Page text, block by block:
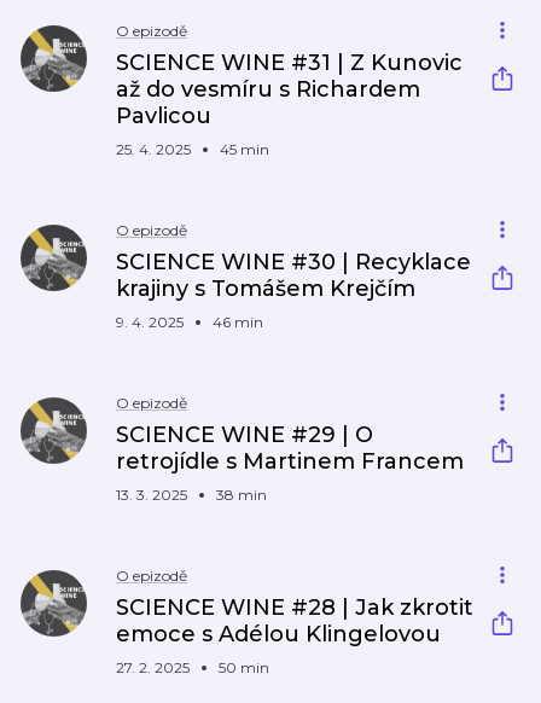
O epizodě
SCIENCE WINE #31 | Z Kunovic
až do vesmíru s Richardem
Pavlicou
25. 4. 2025 45 min
O epizodě
SCIENCE WINE #30 | Recyklace
krajiny s Tomášem Krejčím
9. 4. 2025 46 min
O epizodě
SCIENCE WINE #29 | O
retrojídle s Martinem Francem
13. 3. 2025 38 min
O epizodě
SCIENCE WINE #28 | Jak zkrotit
emoce s Adélou Klingelovou
27. 2. 2025 50 min